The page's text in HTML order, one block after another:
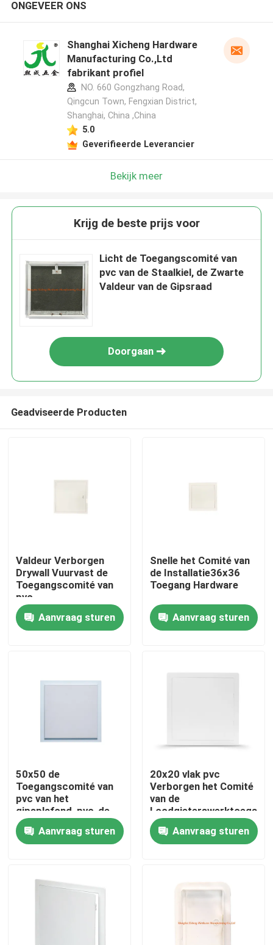
Huis
Producten
Kwaliteitscontrole
Contacteer ons
Verzoek om een Citaat
ONGEVEER ONS
Shanghai Xicheng Hardware
Manufacturing Co.,Ltd
fabrikant profiel
NO. 660 Gongzhang Road,
Qingcun Town, Fengxian District,
Shanghai, China ,China
5.0
Geverifieerde Leverancier
Bekijk meer
Krijg de beste prijs voor
Licht de Toegangscomité van
pvc van de Staalkiel, de Zwarte
Valdeur van de Gipsraad
Doorgaan
Geadviseerde Producten
Valdeur Verborgen
Drywall Vuurvast de
Toegangscomité van
pvc
Aanvraag sturen
Snelle het Comité van
de Installatie36x36
Toegang Hardware
Aanvraag sturen
50x50 de
Toegangscomité van
pvc van het
gipsplafond, pvc-de
deur van de plafondval
Aanvraag sturen
20x20 vlak pvc
Verborgen het Comité
van de
Loodgieterswerktoegang
gestalte gegeven
vierkantAanvraag sturen